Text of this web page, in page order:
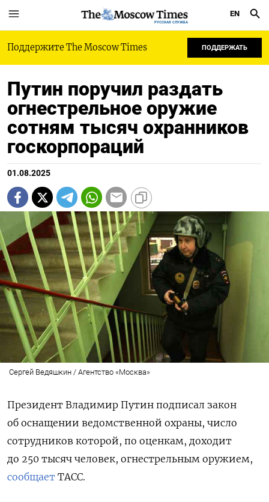
РУССКАЯ СЛУЖБА
EN
Поддержите The Moscow Times ПОДДЕРЖАТЬ
Путин поручил раздать
огнестрельное оружие
сотням тысяч охранников
госкорпораций
01.08.2025
Сергей Ведяшкин / Агентство «Москва»
Президент Владимир Путин подписал закон
об оснащении ведомственной охраны, число
сотрудников которой, по оценкам, доходит
до 250 тысяч человек, огнестрельным оружием,
сообщает ТАСС.